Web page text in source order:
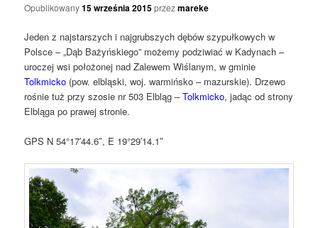
Opublikowany15 września 2015przezmareke
Jeden z najstarszych i najgrubszych dębów szypułkowych w
Polsce – „Dąb Bażyńskiego” możemy podziwiać w Kadynach –
uroczej wsi położonej nad Zalewem Wiślanym, w gminie
Tolkmicko (pow. elbląski, woj. warmińsko – mazurskie). Drzewo
rośnie tuż przy szosie nr 503 Elbląg –Tolkmicko, jadąc od strony
Elbląga po prawej stronie.
GPS N 54°17′44.6″, E 19°29′14.1″